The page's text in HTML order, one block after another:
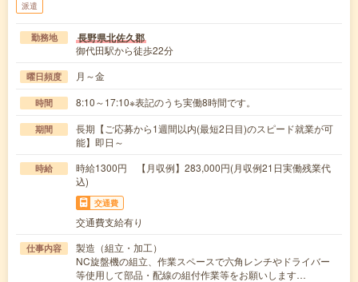
派遣
勤務地 長野県北佐久郡
御代田駅から徒歩22分
曜日頻度 月～金
時間 8:10～17:10※表記のうち実働8時間です。
期間
長期【ご応募から1週間以内(最短2日目)のスピード就業が可
能】即日～
時給
時給1300円 【月収例】283,000円(月収例21日実働残業代
込)
交通費
交通費支給有り
仕事内容
製造（組立・加工）
NC旋盤機の組立、作業スペースで六角レンチやドライバー
等使用して部品・配線の組付作業等をお願いします…